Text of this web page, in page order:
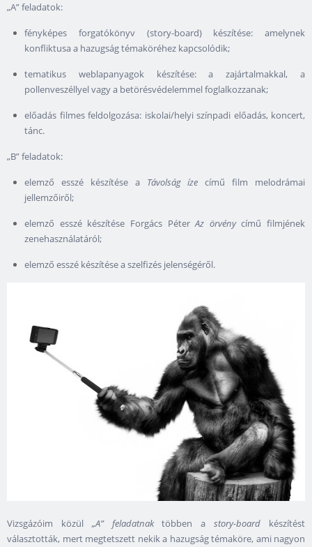
„A” feladatok:
fényképes forgatókönyv (story-board) készítése: amelynek
konfliktusa a hazugság témaköréhez kapcsolódik;
tematikus weblapanyagok készítése: a zajártalmakkal, a
pollenveszéllyel vagy a betörésvédelemmel foglalkozzanak;
előadás filmes feldolgozása: iskolai/helyi színpadi előadás, koncert,
tánc.
„B” feladatok:
elemző esszé készítése a Távolság íze című film melodrámai
jellemzőiről;
elemző esszé készítése Forgács PéterAz örvénycímű filmjének
zenehasználatáról;
elemző esszé készítése a szelfizés jelenségéről.
Vizsgázóim közül „A” feladatnaktöbben astory-board készítést
választották, mert megtetszett nekik a hazugság témaköre, ami nagyon